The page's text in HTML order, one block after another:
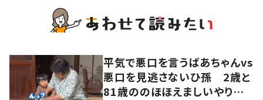
平気で悪口を言うばあちゃんvs
悪口を見逃さないひ孫 2歳と
81歳ののほほえましいやり取り